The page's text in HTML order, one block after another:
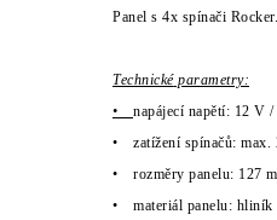
Panel s 4x spínači Rocker.
Technicképarametry:
• napájecí napětí: 12 V
• zatížení spínačů:
• rozměry panelu: 127
• materiál panelu: hliník